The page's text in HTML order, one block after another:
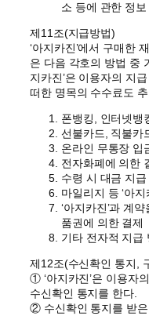
소 등에 관한 정
제11조(지급방법)
‘아지카진’에서 구매한
은 다음 각호의 방법 중
지카진’은 이용자의 지
떠한 명목의 수수료도
폰뱅킹, 인터넷뱅
선불카드, 직불카
온라인 무통장 입
전자화폐에 의한
수령 시 대금 지급
마일리지 등 ‘아
‘아지카진’과 계
품권에 의한 결제
기타 전자적 지급
제12조(수신확인 통지,
① ‘아지카진’은 이용자
수신확인 통지를 한다.
② 수신확인 통지를 받